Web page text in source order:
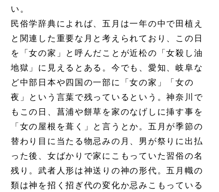
い。
民俗学辞典によれば、五月は一年の中で田植え
と関連した重要な月と考えられており、この日
を「女の家」と呼んだことが近松の「女殺し油
地獄」に見えるとある。今でも、愛知、岐阜な
ど中部日本や四国の一部に「女の家」「女の
夜」という言葉で残っているという。神奈川で
もこの日、菖浦や餅草を家のなげしに挿す事を
「女の屋根を葺く」と言うとか。五月が季節の
替わり目に当たる物忌みの月、男が祭りに出払
った後、女ばかりで家にこもっていた習俗の名
残り。武者人形は神送りの神の形代。五月幟の
類は神を招く招ぎ代の変化か忌みこもっている